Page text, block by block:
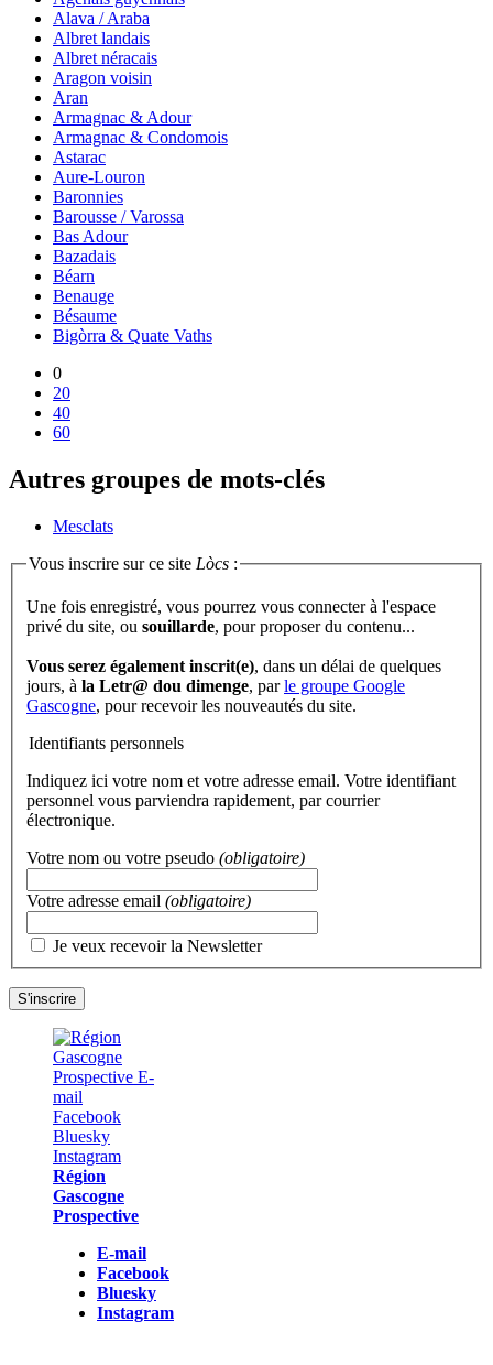
Alava / Araba
Albret landais
Albret néracais
Aragon voisin
Aran
Armagnac & Adour
Armagnac & Condomois
Astarac
Aure-Louron
Baronnies
Barousse / Varossa
Bas Adour
Bazadais
Béarn
Benauge
Bésaume
Bigòrra & Quate Vaths
0
20
40
60
Autres groupes de mots-clés
Mesclats
Vous inscrire sur ce site Lòcs :
Une fois enregistré, vous pourrez vous connecter à l'espace
privé du site, ou souillarde , pour proposer du contenu...
Vous serez également inscrit(e), dans un délai de quelques
jours, à la Letr@ dou dimenge, parle groupe Google
Gascogne, pour recevoir les nouveautés du site.
Identifiants personnels
Indiquez ici votre nom et votre adresse email. Votre identifiant
personnel vous parviendra rapidement, par courrier
électronique.
Votre nom ou votre pseudo (obligatoire)
Votre adresse email (obligatoire)
Je veux recevoir la Newsletter
Région
Gascogne
Prospective
E-mail
Facebook
Bluesky
Instagram